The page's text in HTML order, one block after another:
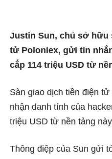
Justin Sun, chủ sở hữu
tử Poloniex, gửi tin
cắp 114 triệu USD từ
Sàn giao dịch tiền điện
nhận danh tính của
triệu USD từ nền tảng
Thông điệp của Sun gửi